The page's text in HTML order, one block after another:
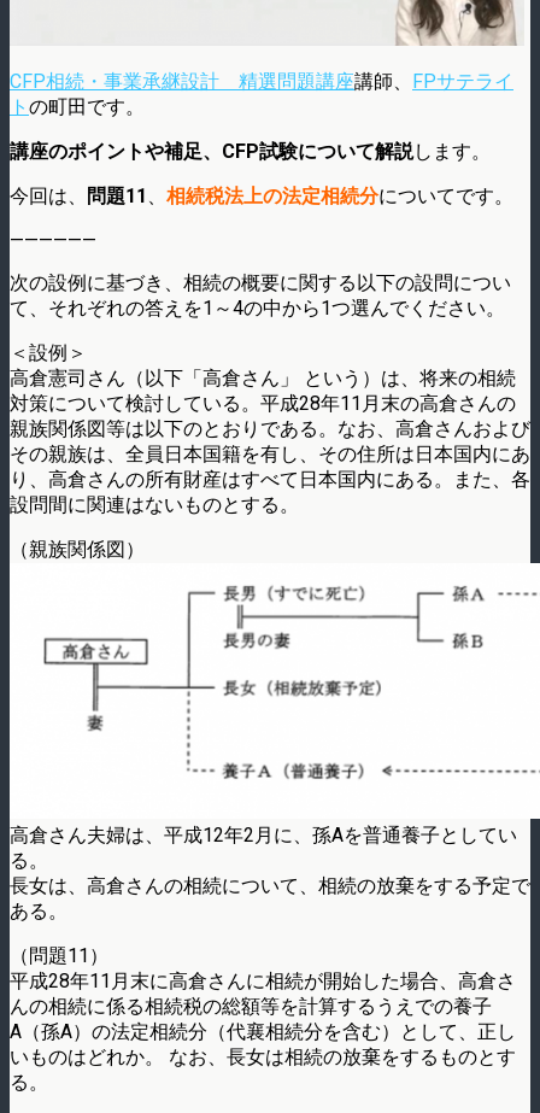
CFP相続・事業承継設計 精選問題講座講師、 FPサテライ
ト の町田です。
講座のポイントや補足、CFP試験について解説します。
今回は、
問題11 、 相続税法上の法定相続分についてです。
——————
次の設例に基づき、相続の概要に関する以下の設問につい
て、それぞれの答えを1～4の中から1つ選んでください。
＜設例＞
高倉憲司さん（以下「高倉さん」 という）は、将来の相続
対策について検討している。平成28年11月末の高倉さんの
親族関係図等は以下のとおりである。なお、高倉さんおよび
その親族は、全員日本国籍を有し、その住所は日本国内にあ
り、高倉さんの所有財産はすべて日本国内にある。また、各
設問間に関連はないものとする。
（親族関係図）
高倉さん夫婦は、平成12年2月に、孫Aを普通養子としてい
る。
長女は、高倉さんの相続について、相続の放棄をする予定で
ある。
（問題11）
平成28年11月末に高倉さんに相続が開始した場合、高倉さ
んの相続に係る相続税の総額等を計算するうえでの養子
A（孫A）の法定相続分（代襄相続分を含む）として、正し
いものはどれか。 なお、長女は相続の放棄をするものとす
る。